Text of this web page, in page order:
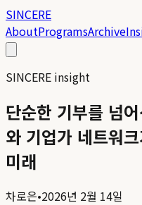
SINCERE
AboutProgramsArchive
SINCERE insight
단순한 기부를 넘
와 기업가 네트워
미래
차로은•2026년 2월 14일